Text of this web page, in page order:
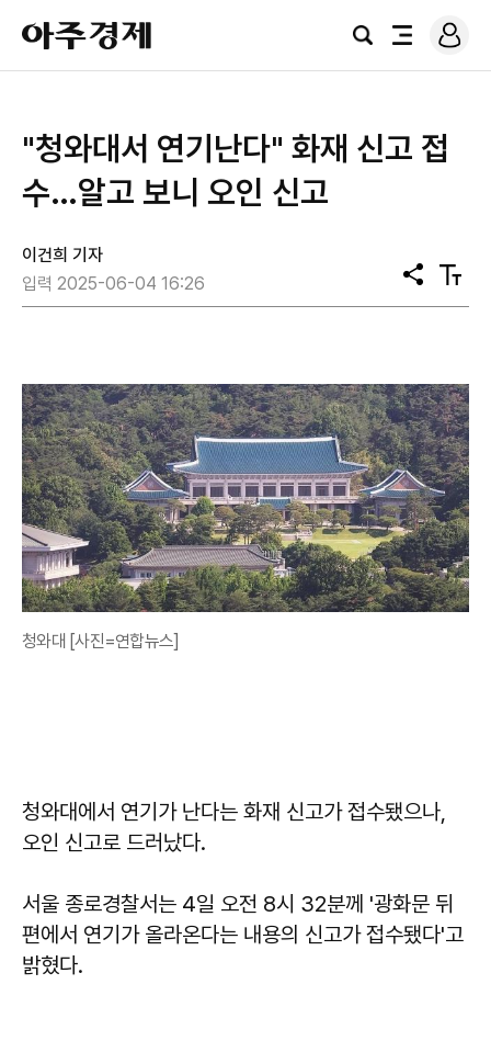
아
주
경
검
전
로
그
"청와대서 연기난다" 화재 신고 접
수…알고 보니 오인 신고
이건희 기자
입력 2025-06-04 16:26
공
유
텍
스
청와대 [사진=연합뉴스]
청와대에서 연기가 난다는 화재 신고가 접수됐으나,
오인 신고로 드러났다.
서울 종로경찰서는 4일 오전 8시 32분께 '광화문 뒤
편에서 연기가 올라온다는 내용의 신고가 접수됐다'고
밝혔다.